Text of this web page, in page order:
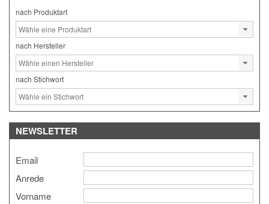
nach Produktart
nach Hersteller
nach Stichwort
NEWSLETTER
Email
Anrede
Vorname